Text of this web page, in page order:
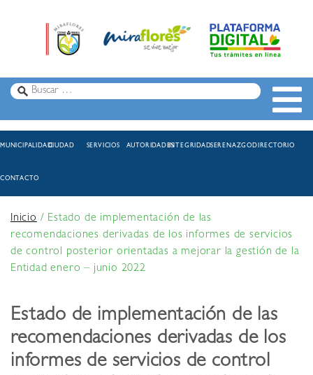
MUNICIPALIDADCIUDAD SERVICIOS AUTORIDADESINTEGRIDADSERENAZGODIRECTORIO
CONTACTO
Inicio/ Estado de implementación de las
recomendaciones derivadas de los informes de servicios
de control posterior orientadas a mejorar la gestión de la
Entidad enero – junio 2022
Estado de implementación de las
recomendaciones derivadas de los
informes de servicios de control